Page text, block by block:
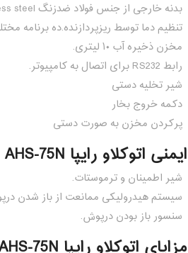
بدنه خارجی از جنس فولاد ضدزنگ AISI-304 stainless steel.
تنظیم دما توسط ریزپردازنده.ده برنامه
مخزن ذخیره آب ۱۰ لیتری.
رابط RS232 برای اتصال به کامپیوتر.
شیر تخلیه دستی
دکمه خروج بخار
پرکردن مخزن به صورت دستی
ایمنی اتوکلاو رایپا Raypa Autoclave AHS-75N
شیر اطمینان و ترموستات.
سیستم هیدرولیکی ممانعت از باز شدن
سنسور باز بودن درپوش.